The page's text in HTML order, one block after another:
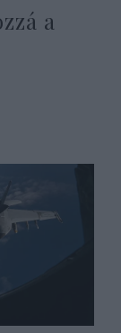
a